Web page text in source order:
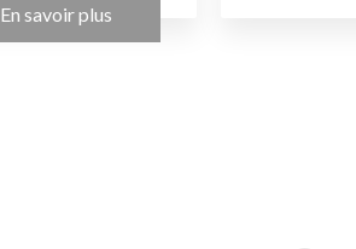
En savoir plus